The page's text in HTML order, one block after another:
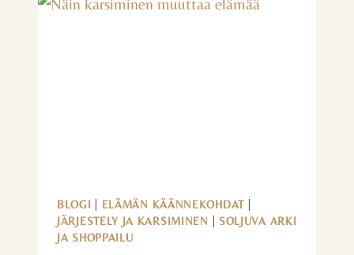
BLOGI ELÄMÄN KÄÄNNEKOHDAT|
JÄRJESTELY JA KARSIMINEN
SOLJUVA ARKI
JA SHOPPAILU